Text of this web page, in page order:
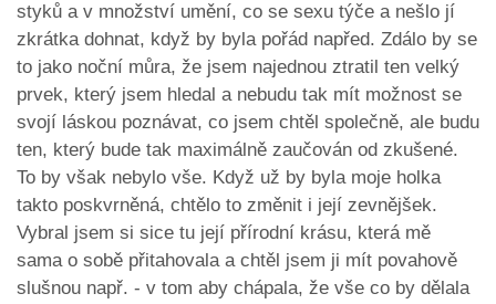
styků a v množství umění, co se sexu týče a nešlo jí
zkrátka dohnat, když by byla pořád napřed. Zdálo by se
to jako noční můra, že jsem najednou ztratil ten velký
prvek, který jsem hledal a nebudu tak mít možnost se
svojí láskou poznávat, co jsem chtěl společně, ale budu
ten, který bude tak maximálně zaučován od zkušené.
To by však nebylo vše. Když už by byla moje holka
takto poskvrněná, chtělo to změnit i její zevnějšek.
Vybral jsem si sice tu její přírodní krásu, která mě
sama o sobě přitahovala a chtěl jsem ji mít povahově
slušnou např. - v tom aby chápala, že vše co by dělala